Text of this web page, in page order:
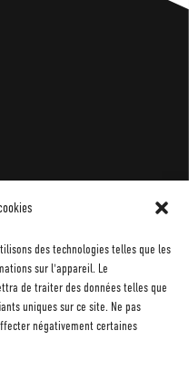
des technologies telles que les
sur l'appareil. Le
de traiter des données telles que
uniques sur ce site. Ne pas
négativement certaines